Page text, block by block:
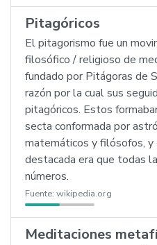
Pitagóricos
El pitagorismo fue un
filosófico / religioso de
fundado por Pitágoras de
razón por la cual sus
pitagóricos. Estos
secta conformada por
matemáticos y filósofos, y
destacada era que todas
números.
Fuente: wikipedia.org
Meditaciones